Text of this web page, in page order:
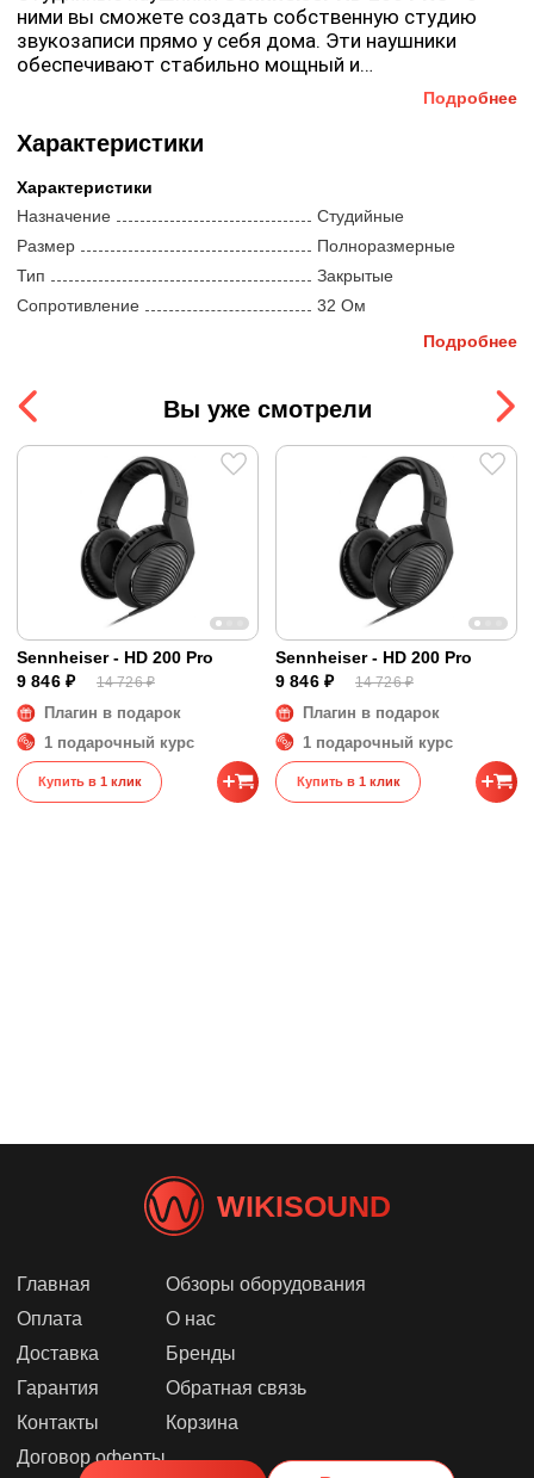
ними вы сможете создать собственную студию
звукозаписи прямо у себя дома. Эти наушники
обеспечивают стабильно мощный и
детализированный звук и ориентированы на
сложности. Даже когда работать приходится при
очень ограниченном бюджете.
уникальное сочетание чрезвычайно точного
звучания с возможностями самой современной
системы защиты от внешних фоновых шумов. В них
вы сможете заниматься только звуком. Где угодно:
дома, в студии или на живых концертах.
Подробнее
Характеристики
Характеристики
Назначение
Студийные
Размер
Полноразмерные
Тип
Закрытые
Сопротивление
32 Ом
Тип звукоизлучателя
Калибровка
Не указано
Компоненты и другое
Разъём на наушниках
Кабель несъёмный
Кабели в комплекте
Прямой 2 м
Разъём родного кабеля
Mini-jack (3.5 мм)
Адаптер в комплекте
Jack (6.35 мм)
Диапазон воспроизводимых частот 20 - 20000 Гц
Размеры и вес
Вес
Подробнее
Вы уже смотрели
Sennheiser - HD 200 Pro
9 846 ₽
14 726 ₽
Плагин в подарок
1 подарочный курс
Купить в 1 клик
Sennheiser - HD 200 Pro
9 846 ₽
14 726 ₽
Плагин в подарок
1 подарочный курс
Купить в 1 клик
WIKISOUND
Главная
Оплата
Доставка
Гарантия
Контакты
Договор оферты
Обзоры оборудования
О нас
Бренды
Обратная связь
Корзина